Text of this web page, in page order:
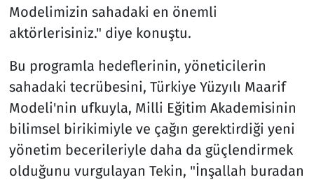
Modelimizin sahadaki en önemli
aktörlerisiniz." diye konuştu.
Bu programla hedeflerinin, yöneticilerin
sahadaki tecrübesini, Türkiye Yüzyılı Maarif
Modeli'nin ufkuyla, Milli Eğitim Akademisinin
bilimsel birikimiyle ve çağın gerektirdiği yeni
yönetim becerileriyle daha da güçlendirmek
olduğunu vurgulayan Tekin, "İnşallah buradan